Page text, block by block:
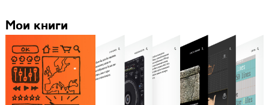
Мои книги